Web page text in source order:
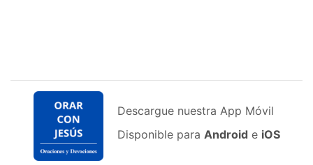
Descargue nuestra App Móvil
Disponible para Android e iOS